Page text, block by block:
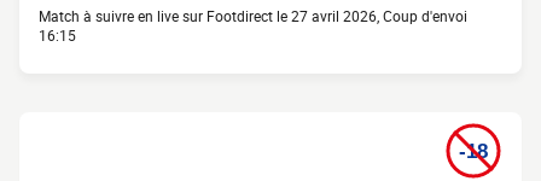
Match à suivre en live sur Footdirect le 27 avril 2026, Coup d'envoi
16:15